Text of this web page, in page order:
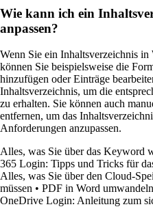
Wie kann ich ein
anpassen?
Wenn Sie ein Inhaltsverzeichnis in
können Sie beispielsweise die
hinzufügen oder Einträge
Inhaltsverzeichnis, um die
zu erhalten. Sie können auch
entfernen, um das
Anforderungen anzupassen.
Alles, was Sie über das Keyword
365 Login: Tipps und Tricks für
Alles, was Sie über den Cloud-
müssen • PDF in Word
OneDrive Login: Anleitung zum